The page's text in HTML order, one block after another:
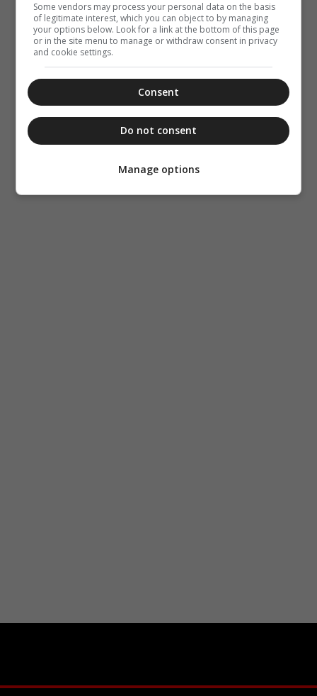
Some vendors may process your personal data on the basis
of legitimate interest, which you can object to by managing
your options below. Look for a link at the bottom of this page
or in the site menu to manage or withdraw consent in privacy
and cookie settings.
Consent
Do not consent
Manage options